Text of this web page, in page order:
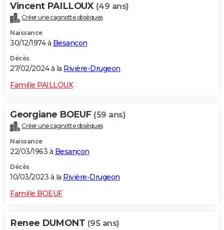
Vincent PAILLOUX (49 ans)
Créer une cagnotte obsèques
Naissance
30/12/1974 à Besançon
Décès
27/02/2024 à la Rivière-Drugeon
Famille PAILLOUX
Georgiane BOEUF (59 ans)
Créer une cagnotte obsèques
Naissance
22/03/1963 à Besançon
Décès
10/03/2023 à la Rivière-Drugeon
Famille BOEUF
Renee DUMONT (95 ans)